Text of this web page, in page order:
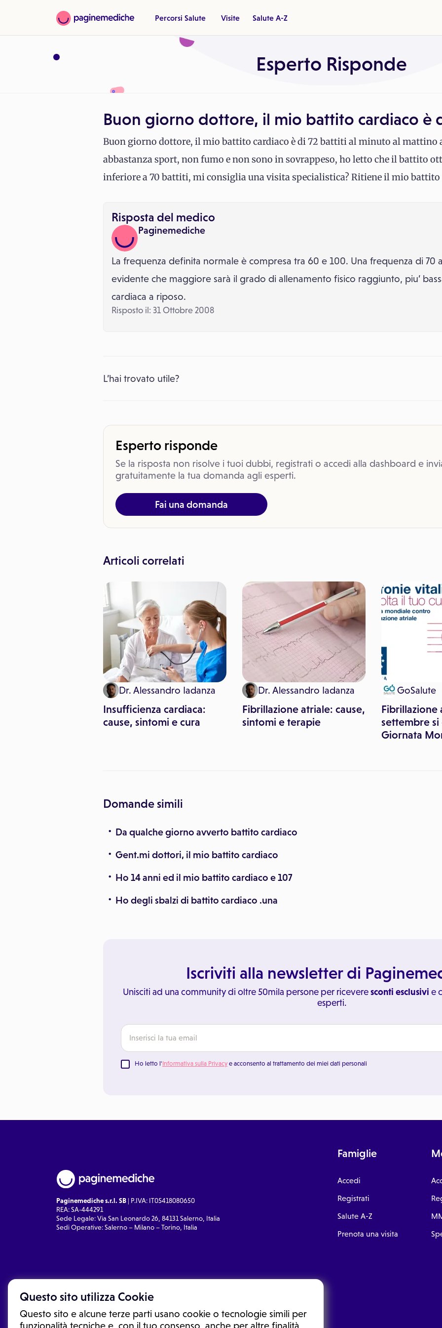
Questo sito utilizza Cookie
Questo sito e alcune terze parti usano cookie o tecnologie simili per
funzionalità tecniche e, con il tuo consenso, anche per altre finalità
Percorsi Salute Visite Salute A-Z
Esperto Risponde
Buon giorno dottore, il mio battito cardiaco è
Buon giorno dottore, il mio battito cardiaco è di 72 battiti al minuto al mattino
abbastanza sport, non fumo e non sono in sovrappeso, ho letto che il battito
inferiore a 70 battiti, mi consiglia una visita specialistica? Ritiene il mio battito
Risposta del medico
Paginemediche
La frequenza definita normale è compresa tra 60 e 100. Una frequenza di 70
evidente che maggiore sarà il grado di allenamento fisico raggiunto, piu’
cardiaca a riposo.
Risposto il: 31 Ottobre 2008
L’hai trovato utile?
Esperto risponde
Se la risposta non risolve i tuoi dubbi, registrati o accedi alla dashboard e
gratuitamente la tua domanda agli esperti.
Fai una domanda
Articoli correlati
Dr. Alessandro Iadanza
Insufficienza cardiaca:
cause, sintomi e cura
Dr. Alessandro Iadanza
Fibrillazione atriale: cause,
sintomi e terapie
GoSalute
Fibrillazione
settembre si
Giornata
Domande simili
Da qualche giorno avverto battito cardiaco
Gent.mi dottori, il mio battito cardiaco
Ho 14 anni ed il mio battito cardiaco e 107
Ho degli sbalzi di battito cardiaco .una
Iscriviti alla newsletter di
Unisciti ad una community di oltre 50mila persone per riceveresconti esclusivi e
esperti.
Ho letto l'Informativa sulla Privacy e acconsento al trattamento dei miei dati personali
Paginemediche s.r.l. SB | P.IVA: IT05418080650
REA: SA-444291
Sede Legale: Via San Leonardo 26, 84131 Salerno, Italia
Sedi Operative: Salerno – Milano – Torino, Italia
Famiglie
Accedi
Registrati
Salute A-Z
Prenota una visita